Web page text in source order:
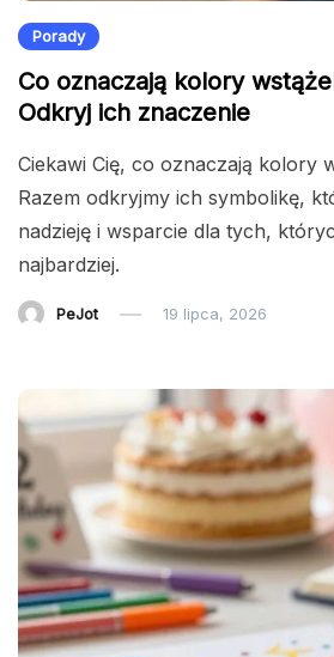
Porady
Co oznaczają kolory
Odkryj ich znaczenie
Ciekawi Cię, co oznaczają kolory
Razem odkryjmy ich symbolikę,
nadzieję i wsparcie dla tych,
najbardziej.
PeJot 19 lipca, 2026